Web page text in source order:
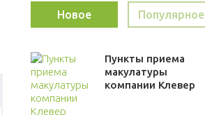
Новое Популярное
Пункты приема
макулатуры
компании Клевер